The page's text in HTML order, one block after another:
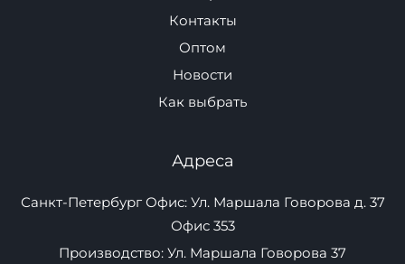
Товары
Контакты
Оптом
Новости
Санкт-Петербург Офис: Ул. Маршала Говорова д. 37
Офис 353